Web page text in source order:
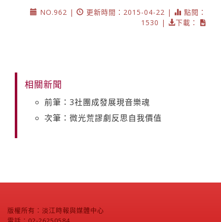
NO.962 |
更新時間：2015-04-22 |
點閱：
1530 |
下載：
相關新聞
前筆：3社團成發展現音樂魂
次筆：微光荒謬劇反思自我價值
版權所有：淡江時報與媒體中心